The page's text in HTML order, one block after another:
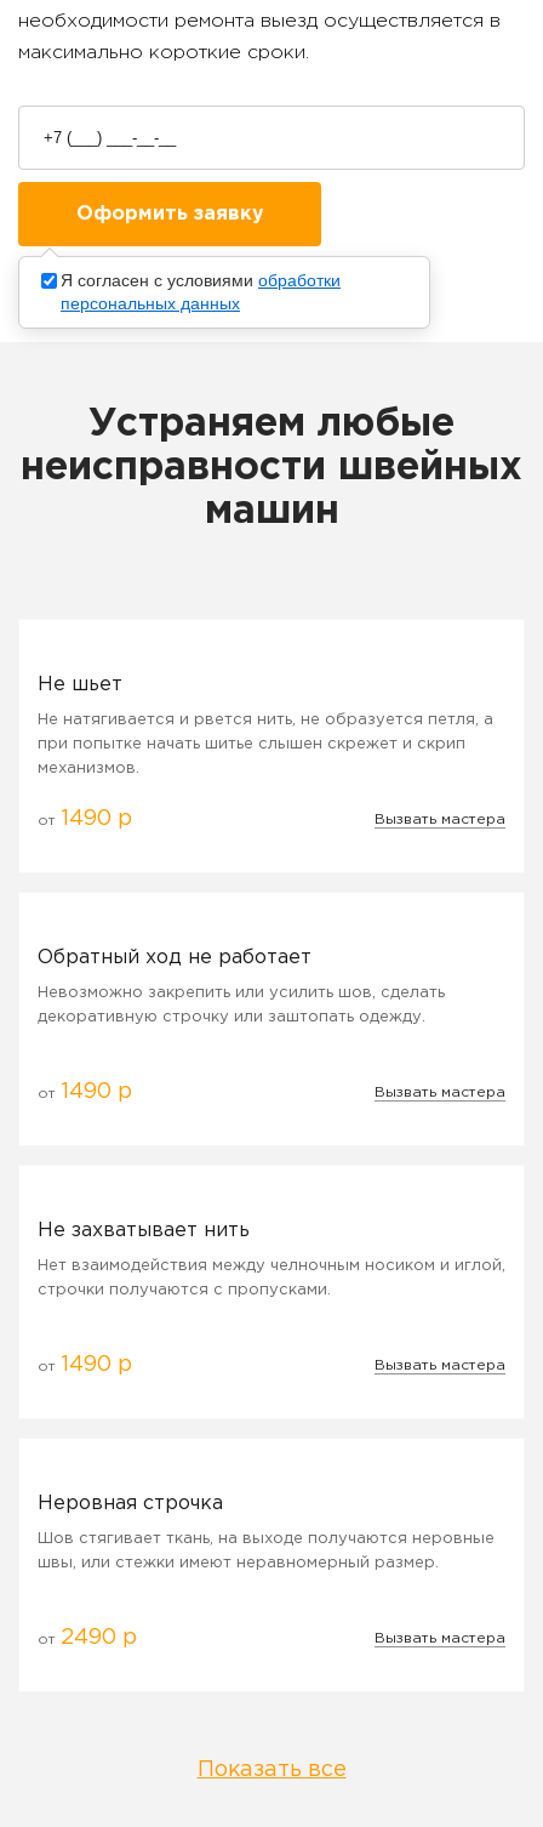
необходимости ремонта выезд осуществляется в
максимально короткие сроки.
Устраняем любые
неисправности швейных
машин
Не шьет
Не натягивается и рвется нить, не образуется петля, а
при попытке начать шитье слышен скрежет и скрип
механизмов.
от 1490 р Вызвать мастера
Обратный ход не работает
Невозможно закрепить или усилить шов, сделать
декоративную строчку или заштопать одежду.
от 1490 р Вызвать мастера
Не захватывает нить
Нет взаимодействия между челночным носиком и иглой,
строчки получаются с пропусками.
от 1490 р Вызвать мастера
Неровная строчка
Шов стягивает ткань, на выходе получаются неровные
швы, или стежки имеют неравномерный размер.
от 2490 р Вызвать мастера
Показать все
Я согласен с условиями обработки
персональных данных